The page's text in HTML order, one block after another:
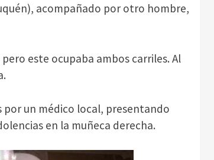
acompañado por otro hombre,
este ocupaba ambos carriles. Al
un médico local, presentando
en la muñeca derecha.